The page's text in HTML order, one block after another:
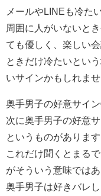
メールやLINEも冷た
周囲に人がいないと
ても優しく、楽しい
ときだけ冷たいとい
いサインかもしれませ
奥手男子の好意サイ
次に奥手男子の好意
というものがあります
これだけ聞くとまる
がそういう意味ではあ
奥手男子は好きバレ